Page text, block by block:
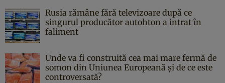
Rusia rămâne fără televizoare după ce
singurul producător autohton a intrat în
faliment
Unde va fi construită cea mai mare fermă de
somon din Uniunea Europeană și de ce este
controversată?